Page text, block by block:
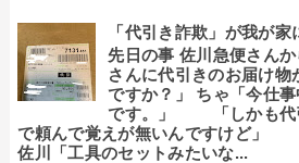
「代引き詐欺」が我が家
先日の事 佐川急便さん
さんに代引きのお届け物
ですか？」 ちゃ「今仕
です。」 「しかも代
で頼んで覚えが無いんですけど」
佐川「工具のセットみたいな...